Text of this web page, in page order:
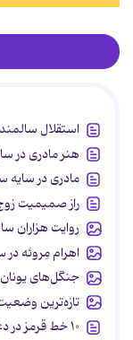
استقلال
هنر مادری در
مادری در سایه
راز صمیمیت
روایت هزاران
اهرام مِروئه
جنگل‌های
تازه‌ترین
۱۰ خط قرمز در دعوای همسران